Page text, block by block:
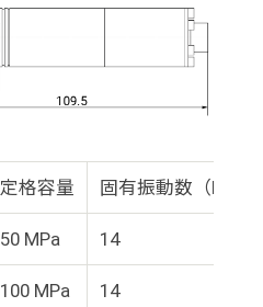
定格容量 固有振動数（kHz）
50 MPa 14
100 MPa 14